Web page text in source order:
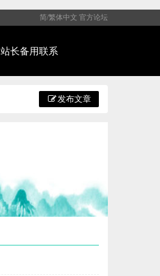
简/繁体中文 官方论坛
站长备用联系
发布文章